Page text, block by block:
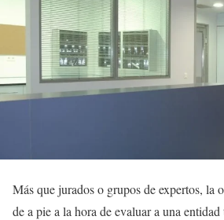
Más que jurados o grupos de expertos, la
de a pie a la hora de evaluar a una